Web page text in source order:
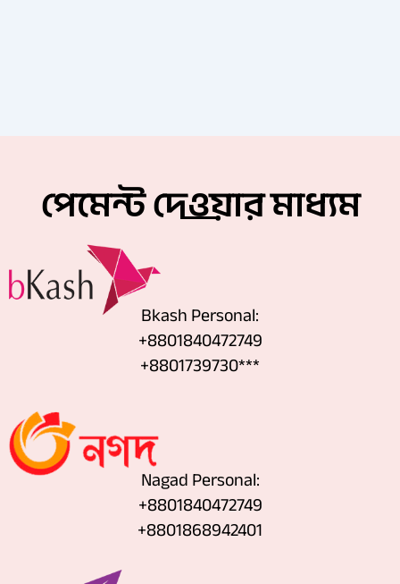
পেমেন্ট দেওয়ার মাধ্যম
Bkash Personal:
+8801840472749
+8801739730***
Nagad Personal:
+8801840472749
‪+8801868942401